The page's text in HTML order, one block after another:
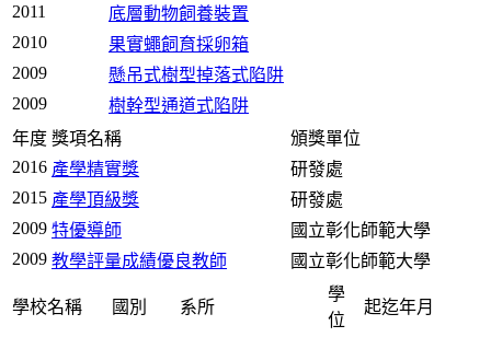
2011
底層動物飼養裝置
2010
果實蠅飼育採卵箱
2009
懸吊式樹型掉落式陷阱
2009
樹幹型通道式陷阱
年度 獎項名稱
頒獎單位
2016 產學精實獎
研發處
2015 產學頂級獎
研發處
2009 特優導師
國立彰化師範大學
2009 教學評量成績優良教師 國立彰化師範大學
學校名稱 國別 系所
學
位
起迄年月